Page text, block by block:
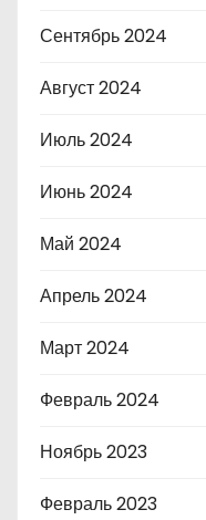
Сентябрь 2024
Август 2024
Июль 2024
Июнь 2024
Май 2024
Апрель 2024
Март 2024
Февраль 2024
Ноябрь 2023
Февраль 2023